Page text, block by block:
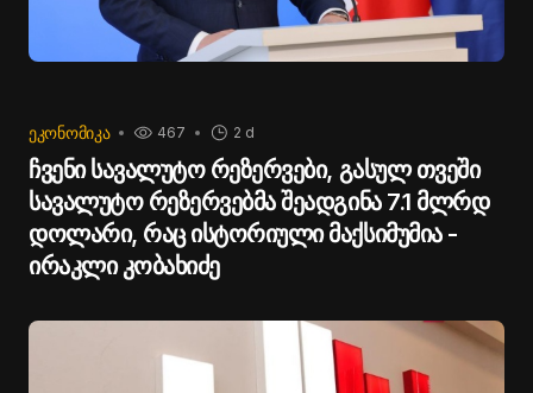
ᲔᲙᲝᲜᲝᲛᲘᲙᲐ 2 d
467
ჩვენი სავალუტო რეზერვები, გასულ თვეში
სავალუტო რეზერვებმა შეადგინა 7.1 მლრდ
დოლარი, რაც ისტორიული მაქსიმუმია -
ირაკლი კობახიძე